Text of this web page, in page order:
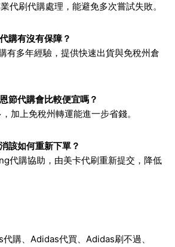
代刷代購處理，能避免多次嘗試失敗。
購有沒有保障？
有多年經驗，提供快速出貨與免稅州倉
節代購會比較便宜嗎？
加上免稅州轉運能進一步省錢。
該如何重新下單？
代購協助，由美卡代刷重新提交，降低
代購、 Adidas代買、 Adidas刷不過、